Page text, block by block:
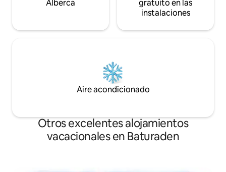
Alberca
gratuito en las
instalaciones
Aire acondicionado
Otros excelentes alojamientos
vacacionales en Baturaden